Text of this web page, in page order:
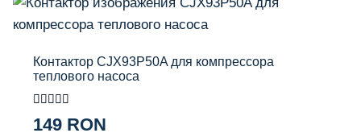
Контактор CJX93P50A для компрессора
теплового насоса
Оценка
4.67
149 RON